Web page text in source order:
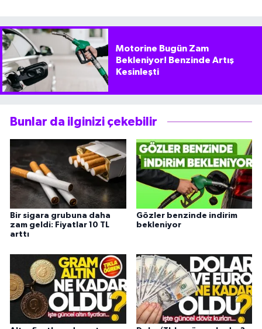
Motorine Bugün Zam
Bekleniyor! Benzinde Artış
Kesinleşti
Bunlar da ilginizi çekebilir
Bir sigara grubuna daha
zam geldi: Fiyatlar 10 TL
arttı
Gözler benzinde indirim
bekleniyor